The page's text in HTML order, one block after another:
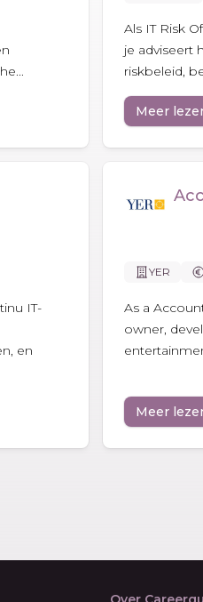
Als IT Risk
je adviseert
riskbeleid,
Meer
IT-
en
YER
As a
owner,
Meer